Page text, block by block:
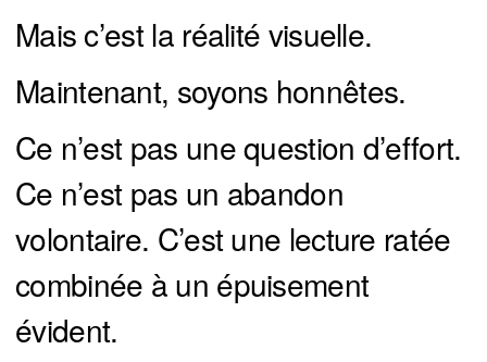
Mais c’est la réalité visuelle.
Maintenant, soyons honnêtes.
Ce n’est pas une question d’effort.
Ce n’est pas un abandon
volontaire. C’est une lecture ratée
combinée à un épuisement
évident.